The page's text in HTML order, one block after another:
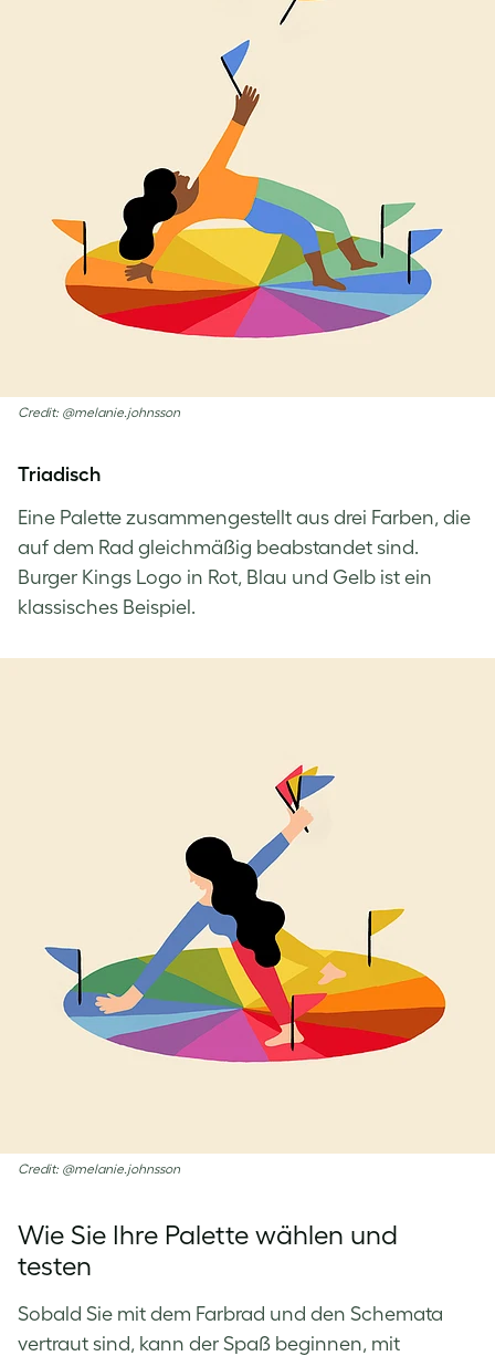
Credit: @melanie.johnsson
Triadisch
Eine Palette zusammengestellt aus drei Farben, die
auf dem Rad gleichmäßig beabstandet sind.
Burger Kings Logo in Rot, Blau und Gelb ist ein
klassisches Beispiel.
Credit: @melanie.johnsson
Wie Sie Ihre Palette wählen und
testen
Sobald Sie mit dem Farbrad und den Schemata
vertraut sind, kann der Spaß beginnen, mit